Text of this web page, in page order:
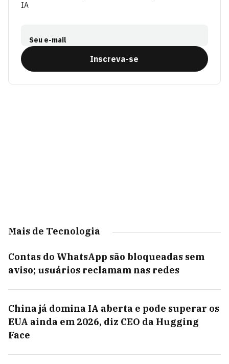
IA
Seu e-mail
Inscreva-se
Mais de Tecnologia
Contas do WhatsApp são bloqueadas sem
aviso; usuários reclamam nas redes
China já domina IA aberta e pode superar os
EUA ainda em 2026, diz CEO da Hugging
Face